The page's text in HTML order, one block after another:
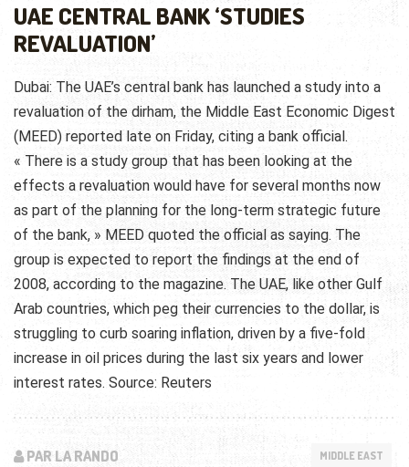
UAE CENTRAL BANK ‘STUDIES
REVALUATION’
Dubai: The UAE’s central bank has launched a study into a
revaluation of the dirham, the Middle East Economic Digest
(MEED) reported late on Friday, citing a bank official.
« There is a study group that has been looking at the
effects a revaluation would have for several months now
as part of the planning for the long-term strategic future
of the bank, » MEED quoted the official as saying. The
group is expected to report the findings at the end of
2008, according to the magazine. The UAE, like other Gulf
Arab countries, which peg their currencies to the dollar, is
struggling to curb soaring inflation, driven by a five-fold
increase in oil prices during the last six years and lower
interest rates. Source: Reuters
PAR LA RANDO MIDDLE EAST